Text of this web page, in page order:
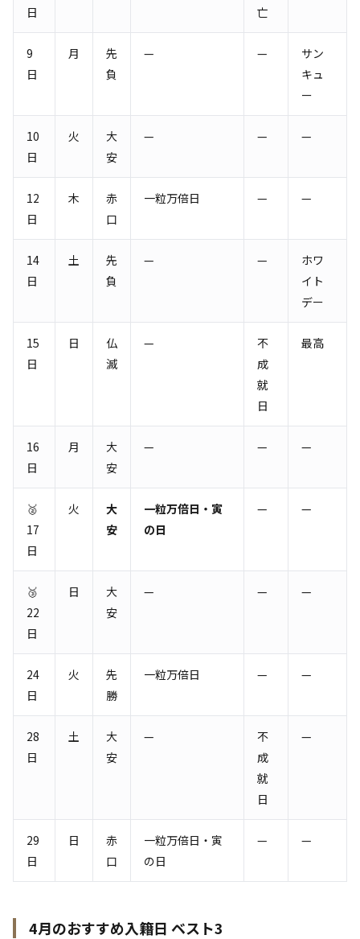
日
亡
9
日
月
先
負
— —
サン
キュ
ー
10
日
火
大
安
— — —
12
日
木
赤
口
一粒万倍日 — —
14
日
土
先
負
— —
ホワ
イト
デー
15
日
日
仏
滅
—
不
成
就
日
最高
16
日
月
大
安
— — —
🥈
17
日
火
大
安
一粒万倍日・寅
の日
— —
🥉
22
日
日
大
安
— — —
24
日
火
先
勝
一粒万倍日 — —
28
日
土
大
安
—
不
成
就
日
—
29
日
日
赤
口
一粒万倍日・寅
の日
— —
4月のおすすめ入籍日 ベスト3